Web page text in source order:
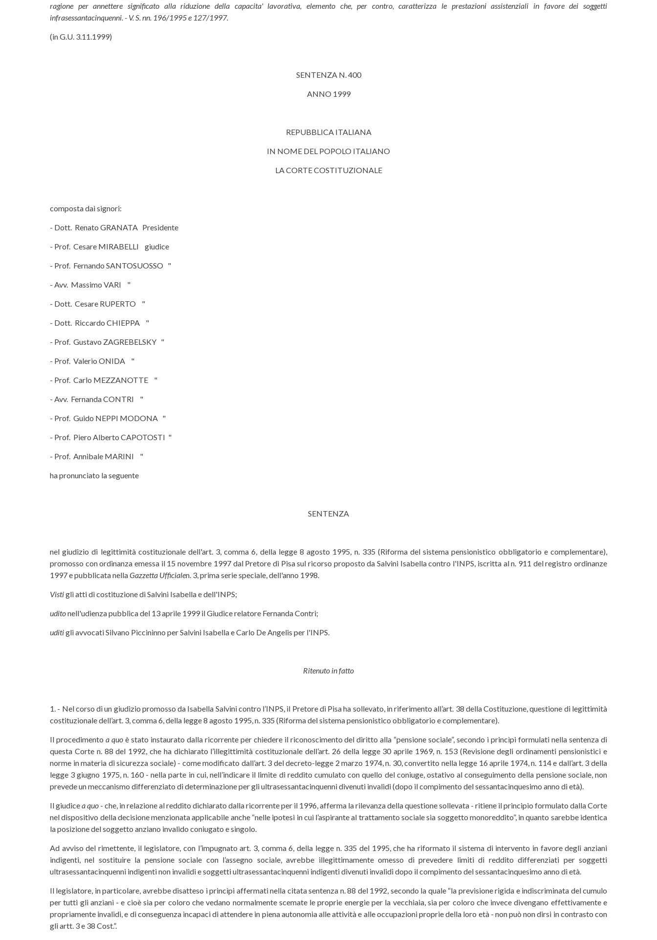
ragione per annettere significato alla riduzione della capacita' lavorativa, elemento che, per contro, caratterizza le prestazioni assistenziali in favore dei soggetti
infrasessantacinquenni. - V. S. nn. 196/1995 e 127/1997.
(in G.U. 3.11.1999)
SENTENZA N. 400
ANNO 1999
REPUBBLICA ITALIANA
IN NOME DEL POPOLO ITALIANO
LA CORTE COSTITUZIONALE
composta dai signori:
- Dott. Renato GRANATA Presidente
- Prof. Cesare MIRABELLI giudice
- Prof. Fernando SANTOSUOSSO "
- Avv. Massimo VARI "
- Dott. Cesare RUPERTO "
- Dott. Riccardo CHIEPPA "
- Prof. Gustavo ZAGREBELSKY "
- Prof. Valerio ONIDA "
- Prof. Carlo MEZZANOTTE "
- Avv. Fernanda CONTRI "
- Prof. Guido NEPPI MODONA "
- Prof. Piero Alberto CAPOTOSTI "
- Prof. Annibale MARINI "
ha pronunciato la seguente
SENTENZA
nel giudizio di legittimità costituzionale dell'art. 3, comma 6, della legge 8 agosto 1995, n. 335 (Riforma del sistema pensionistico obbligatorio e complementare),
promosso con ordinanza emessa il 15 novembre 1997 dal Pretore di Pisa sul ricorso proposto da Salvini Isabella contro l'INPS, iscritta al n. 911 del registro ordinanze
1997 e pubblicata nellaGazzetta Ufficialen. 3, prima serie speciale, dell'anno 1998.
Vistigli atti di costituzione di Salvini Isabella e dell'INPS;
uditonell'udienza pubblica del 13 aprile 1999 il Giudice relatore Fernanda Contri;
uditigli avvocati Silvano Piccininno per Salvini Isabella e Carlo De Angelis per l'INPS.
Ritenuto in fatto
1. - Nel corso di un giudizio promosso da Isabella Salvini contro l’INPS, il Pretore di Pisa ha sollevato, in riferimento all’art. 38 della Costituzione, questione di legittimità
costituzionale dell’art. 3, comma 6, della legge 8 agosto 1995, n. 335 (Riforma del sistema pensionistico obbligatorio e complementare).
Il procedimento a quoè stato instaurato dalla ricorrente per chiedere il riconoscimento del diritto alla “pensione sociale”, secondo i princìpi formulati nella sentenza di
questa Corte n. 88 del 1992, che ha dichiarato l’illegittimità costituzionale dell’art. 26 della legge 30 aprile 1969, n. 153 (Revisione degli ordinamenti pensionistici e
norme in materia di sicurezza sociale) - come modificato dall’art. 3 del decreto-legge 2 marzo 1974, n. 30, convertito nella legge 16 aprile 1974, n. 114 e dall’art. 3 della
legge 3 giugno 1975, n. 160 - nella parte in cui, nell’indicare il limite di reddito cumulato con quello del coniuge, ostativo al conseguimento della pensione sociale, non
prevede un meccanismo differenziato di determinazione per gli ultrasessantacinquenni divenuti invalidi (dopo il compimento del sessantacinquesimo anno di età).
Il giudicea quo - che, in relazione al reddito dichiarato dalla ricorrente per il 1996, afferma la rilevanza della questione sollevata - ritiene il principio formulato dalla Corte
nel dispositivo della decisione menzionata applicabile anche “nelle ipotesi in cui l’aspirante al trattamento sociale sia soggetto monoreddito”, in quanto sarebbe identica
la posizione del soggetto anziano invalido coniugato e singolo.
Ad avviso del rimettente, il legislatore, con l’impugnato art. 3, comma 6, della legge n. 335 del 1995, che ha riformato il sistema di intervento in favore degli anziani
indigenti, nel sostituire la pensione sociale con l’assegno sociale, avrebbe illegittimamente omesso di prevedere limiti di reddito differenziati per soggetti
ultrasessantacinquenni indigenti non invalidi e soggetti ultrasessantacinquenni indigenti divenuti invalidi dopo il compimento del sessantacinquesimo anno di età.
Il legislatore, in particolare, avrebbe disatteso i princìpi affermati nella citata sentenza n. 88 del 1992, secondo la quale “la previsione rigida e indiscriminata del cumulo
per tutti gli anziani - e cioè sia per coloro che vedano normalmente scemate le proprie energie per la vecchiaia, sia per coloro che invece divengano effettivamente e
propriamente invalidi, e di conseguenza incapaci di attendere in piena autonomia alle attività e alle occupazioni proprie della loro età - non può non dirsi in contrasto con
gli artt. 3 e 38 Cost.”.